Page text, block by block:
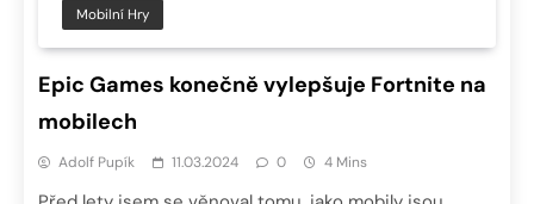
Mobilní Hry
Epic Games konečně vylepšuje Fortnite na
mobilech
Adolf Pupík 11.03.2024 0 4 Mins